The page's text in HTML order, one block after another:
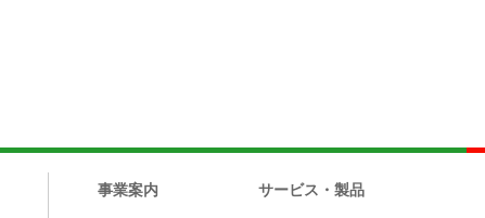
事業案内 サービス・製品